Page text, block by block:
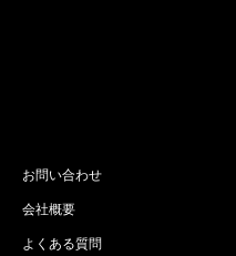
お問い合わせ
会社概要
よくある質問